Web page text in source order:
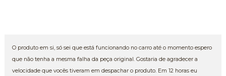
O produto em si, só sei que está funcionando no carro até o momento espero
que não tenha a mesma falha da peça original. Gostaria de agradecer a
velocidade que vocês tiveram em despachar o produto. Em 12 horas eu